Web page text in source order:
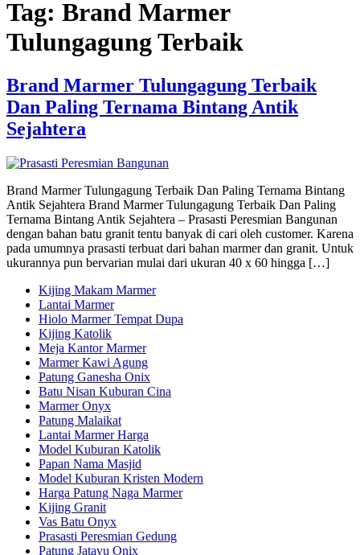
Tag: Brand Marmer
Tulungagung Terbaik
Brand Marmer Tulungagung Terbaik
Dan Paling Ternama Bintang Antik
Sejahtera
Brand Marmer Tulungagung Terbaik Dan Paling Ternama Bintang
Antik Sejahtera Brand Marmer Tulungagung Terbaik Dan Paling
Ternama Bintang Antik Sejahtera – Prasasti Peresmian Bangunan
dengan bahan batu granit tentu banyak di cari oleh customer. Karena
pada umumnya prasasti terbuat dari bahan marmer dan granit. Untuk
ukurannya pun bervarian mulai dari ukuran 40 x 60 hingga […]
Kijing Makam Marmer
Lantai Marmer
Hiolo Marmer Tempat Dupa
Kijing Katolik
Meja Kantor Marmer
Marmer Kawi Agung
Patung Ganesha Onix
Batu Nisan Kuburan Cina
Marmer Onyx
Patung Malaikat
Lantai Marmer Harga
Model Kuburan Katolik
Papan Nama Masjid
Model Kuburan Kristen Modern
Harga Patung Naga Marmer
Kijing Granit
Vas Batu Onyx
Prasasti Peresmian Gedung
Patung Jatayu Onix